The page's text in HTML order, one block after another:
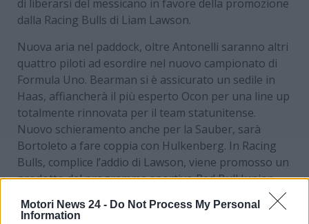
Motori News 24 - Do Not Process My Personal
Information
di liberarsi del messicano in favore della promozione
dalla Racing Bulls di Liam Lawson.
Nuova aria nel paddock, oltre Antonelli saranno altri
quattro piloti ad esordire nel nuovo campionato di
Formula Uno. Bearman si è assicurato un sedile in
Haas, affiancherà il più esperto Ocon per una line up
totalmente rinnovata per il team statunitense.
Nuovo schieramento anche per la Sauber, sarà
Bortoleto a fare coppia con Hulkenberg. In Racing
Bulls, complice l’addio di Lawson, viene promosso un
prodotto del programma sportivo Red Bull Junior
completare il quadro deirookiec’è Jack Doohan in